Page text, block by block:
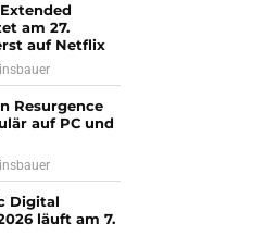
Extended
am 27.
auf Netflix
Resurgence
auf PC und
Digital
läuft am 7.